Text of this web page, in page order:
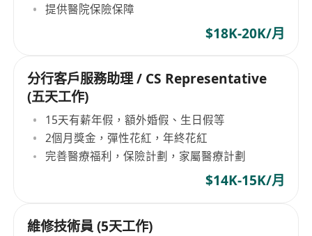
提供醫院保險保障
$18K-20K/月
分行客戶服務助理 / CS Representative
(五天工作)
15天有薪年假，額外婚假、生日假等
2個月獎金，彈性花紅，年終花紅
完善醫療福利，保險計劃，家屬醫療計劃
$14K-15K/月
維修技術員 (5天工作)